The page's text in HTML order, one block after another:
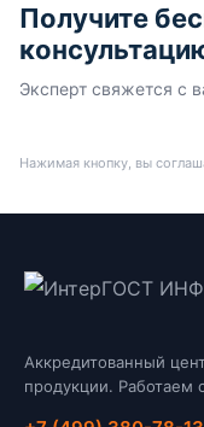
Получите
Эксперт свяжется с
Нажимая кнопку, вы
Аккредитованный
продукции. Работаем